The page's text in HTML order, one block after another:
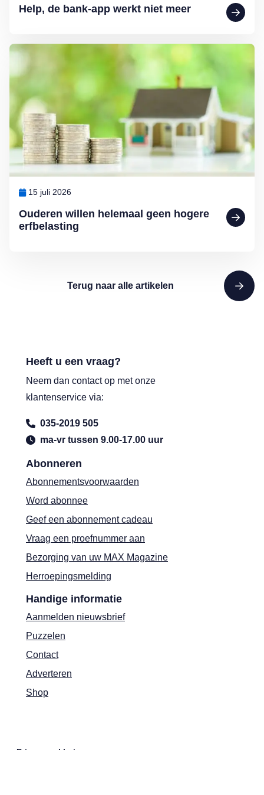
Help, de bank-app werkt niet meer
Ouderen willen helemaal geen hogere
erfbelasting
15 juli 2026
Lees meer over Ouderen willen helemaal geen hogere erfbelasting
Terug naar alle artikelen
Abonneren
Abonnementsvoorwaarden
Word abonnee
Geef een abonnement cadeau
Vraag een proefnummer aan
Bezorging van uw MAX Magazine
Herroepingsmelding
Handige informatie
Aanmelden nieuwsbrief
Puzzelen
Contact
Adverteren
Shop
Heeft u een vraag?
Neem dan contact op met onze
klantenservice via:
035-2019 505
ma-vr tussen 9.00-17.00 uur
Privacyverklaring